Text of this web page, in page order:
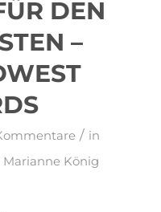
DEN
–
/ in
Marianne König